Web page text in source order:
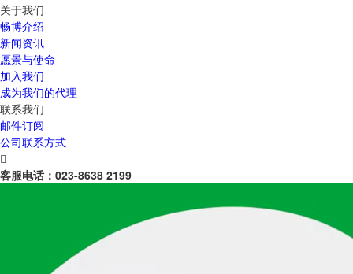
关于我们
畅博介绍
新闻资讯
愿景与使命
加入我们
成为我们的代理
联系我们
邮件订阅
公司联系方式

客服电话： 023-8638 2199